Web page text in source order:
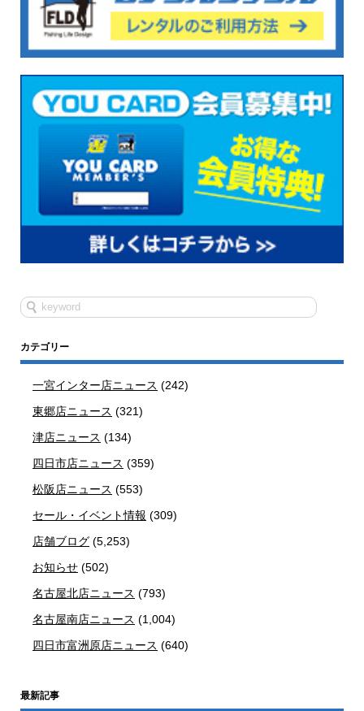
カテゴリー
一宮インター店ニュース (242)
東郷店ニュース (321)
津店ニュース (134)
四日市店ニュース (359)
松阪店ニュース (553)
セール・イベント情報 (309)
店舗ブログ (5,253)
お知らせ (502)
名古屋北店ニュース (793)
名古屋南店ニュース (1,004)
四日市富洲原店ニュース (640)
最新記事